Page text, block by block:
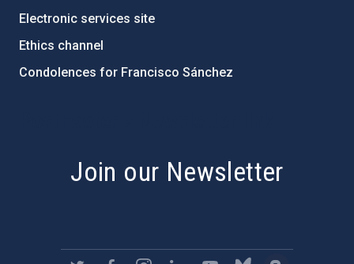
Electronic services site
Ethics channel
Condolences for Francisco Sánchez
Join our Newsletter